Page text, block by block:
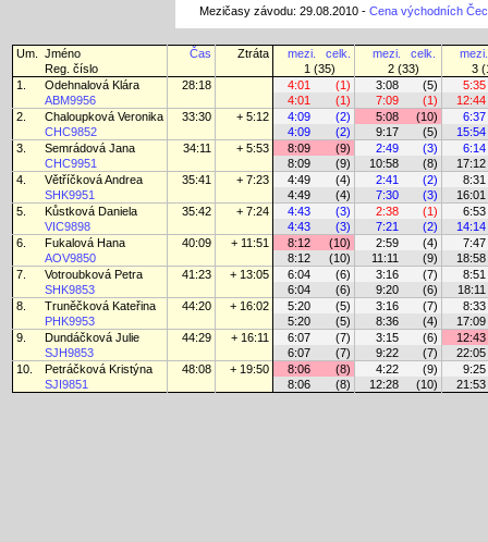
Mezičasy závodu: 29.08.2010 - Cena východních
Um. Jméno Čas Ztráta mezi. celk. mezi. celk.
mezi.
Reg. číslo
1 (35) 2 (33)
3
1.
Odehnalová Klára 28:18 4:01 (1) 3:08 (5)
5:35
ABM9956
4:01 (1) 7:09 (1)
12:44
2.
Chaloupková Veronika 33:30 + 5:12 4:09 (2) 5:08 (10)
6:37
CHC9852
4:09 (2) 9:17 (5)
15:54
3.
Semrádová Jana 34:11 + 5:53 8:09 (9) 2:49 (3)
6:14
CHC9951
8:09 (9) 10:58 (8)
17:12
4.
Větříčková Andrea 35:41 + 7:23 4:49 (4) 2:41 (2)
8:31
SHK9951
4:49 (4) 7:30 (3)
16:01
5.
Kůstková Daniela 35:42 + 7:24 4:43 (3) 2:38 (1)
6:53
VIC9898
4:43 (3) 7:21 (2)
14:14
6.
Fukalová Hana 40:09 + 11:51 8:12 (10) 2:59 (4)
7:47
AOV9850
8:12 (10) 11:11 (9)
18:58
7.
Votroubková Petra 41:23 + 13:05 6:04 (6) 3:16 (7)
8:51
SHK9853
6:04 (6) 9:20 (6)
18:11
8.
Truněčková Kateřina 44:20 + 16:02 5:20 (5) 3:16 (7)
8:33
PHK9953
5:20 (5) 8:36 (4)
17:09
9.
Dundáčková Julie 44:29 + 16:11 6:07 (7) 3:15 (6)
12:43
SJH9853
6:07 (7) 9:22 (7)
22:05
10.
Petráčková Kristýna 48:08 + 19:50 8:06 (8) 4:22 (9)
9:25
SJI9851
8:06 (8) 12:28 (10) 21:53